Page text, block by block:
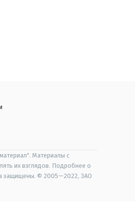
Материалы с
их взглядов. Подробнее о
защищены. © 2005—2022, ЗАО